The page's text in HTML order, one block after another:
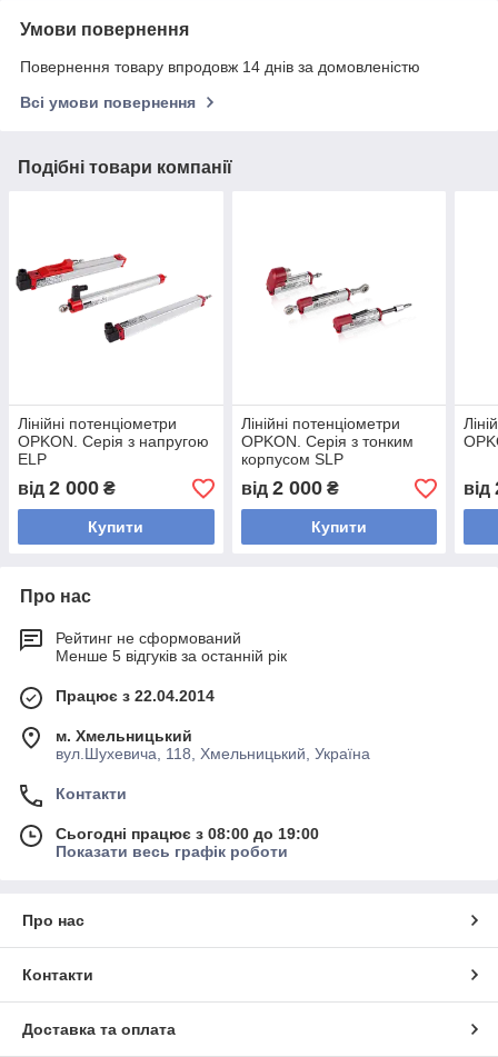
Умови повернення
Повернення товару впродовж 14 днів за домовленістю
Всі умови повернення
Подібні товари компанії
Лінійні потенціометри
OPKON. Серія з напругою
ELP
від 2 000 ₴
Купити
Лінійні потенціометри
OPKON. Серія з тонким
корпусом SLP
від 2 000₴
Купити
від
Про нас
Рейтинг не сформований
Менше 5 відгуків за останній рік
Працює з 22.04.2014
м. Хмельницький
вул.Шухевича, 118, Хмельницький, Україна
Контакти
Сьогодні працює з 08:00 до 19:00
Показати весь графік роботи
Про нас
Контакти
Доставка та оплата